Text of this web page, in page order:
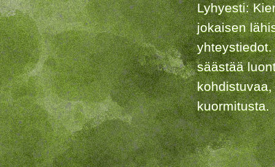
Lyhyesti:
jokaisen
säästää
kuormitusta.